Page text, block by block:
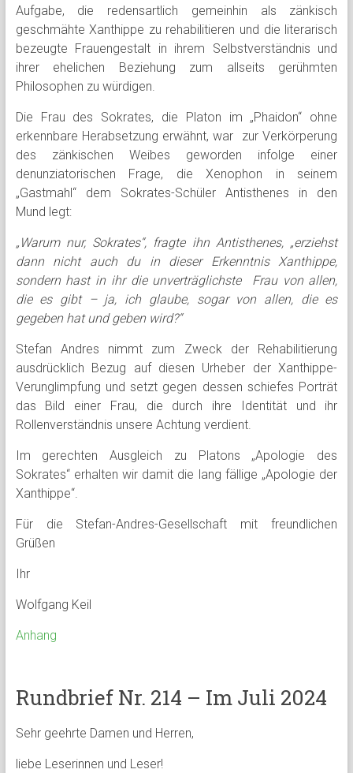
Aufgabe, die redensartlich gemeinhin als zänkisch
geschmähte Xanthippe zu rehabilitieren und die literarisch
bezeugte Frauengestalt in ihrem Selbstverständnis und
ihrer ehelichen Beziehung zum allseits gerühmten
Philosophen zu würdigen.
Die Frau des Sokrates, die Platon im „Phaidon“ ohne
erkennbare Herabsetzung erwähnt, war zur Verkörperung
des zänkischen Weibes geworden infolge einer
denunziatorischen Frage, die Xenophon in seinem
„Gastmahl“ dem Sokrates-Schüler Antisthenes in den
Mund legt:
„Warum nur, Sokrates“, fragte ihn Antisthenes, „erziehst
dann nicht auch du in dieser Erkenntnis Xanthippe,
sondern hast in ihr die unverträglichste Frau von allen,
die es gibt – ja, ich glaube, sogar von allen, die es
gegeben hat und geben wird?“
Stefan Andres nimmt zum Zweck der Rehabilitierung
ausdrücklich Bezug auf diesen Urheber der Xanthippe-
Verunglimpfung und setzt gegen dessen schiefes Porträt
das Bild einer Frau, die durch ihre Identität und ihr
Rollenverständnis unsere Achtung verdient.
Im gerechten Ausgleich zu Platons „Apologie des
Sokrates“ erhalten wir damit die lang fällige „Apologie der
Xanthippe“.
Für die Stefan-Andres-Gesellschaft mit freundlichen
Grüßen
Ihr
Wolfgang Keil
Anhang
Rundbrief Nr. 214 – Im Juli 2024
Sehr geehrte Damen und Herren,
liebe Leserinnen und Leser!